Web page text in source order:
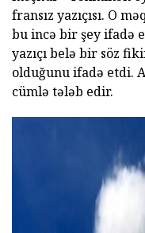
fransız yazıçısı. O
bu incə bir şey ifadə
yazıçı belə bir söz
olduğunu ifadə etdi.
cümlə tələb edir.